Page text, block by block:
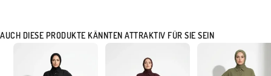
AUCH DIESE PRODUKTE KÄNNTEN ATTRAKTIV FÜR SIE SEIN